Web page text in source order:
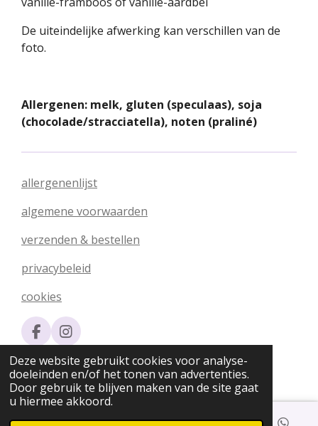
Deze website gebruikt cookies voor analyse-
doeleinden en/of het tonen van advertenties.
Door gebruik te blijven maken van de site gaat
u hiermee akkoord.
De uiteindelijke afwerking kan verschillen van de
foto.
Allergenen: melk, gluten (speculaas), soja
(chocolade/stracciatella), noten (praliné)
allergenenlijst
algemene voorwaarden
verzenden & bestellen
privacybeleid
cookies
F
a
c
e
b
o
o
I
n
s
t
a
g
r
© 2020 - 2026 Silvia's Chocolade
Powered byJouwWeb